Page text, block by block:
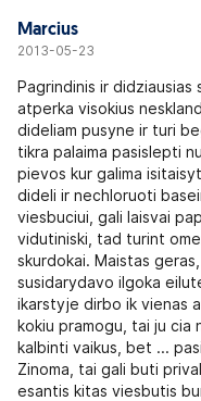
Marcius
2013-05-23
Pagrindinis ir didziausias
atperka visokius
dideliam pusyne ir turi
tikra palaima pasislepti
pievos kur galima
dideli ir nechloruoti
viesbuciui, gali laisvai
vidutiniski, tad turint
skurdokai. Maistas
susidarydavo ilgoka
ikarstyje dirbo ik vienas
kokiu pramogu, tai ju cia
kalbinti vaikus, bet ...
Zinoma, tai gali buti
esantis kitas viesbutis